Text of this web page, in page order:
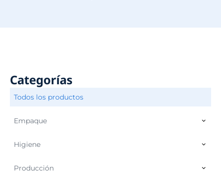
Categorías
Empaque
Higiene
Producción
Todos los productos